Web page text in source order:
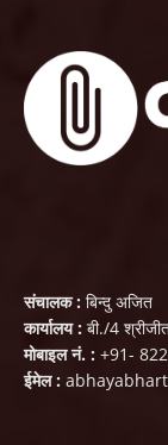
संचालक : बिन्दु अजित
कार्यालय : बी./4
मोबाइल नं. : +91-
ईमेल :